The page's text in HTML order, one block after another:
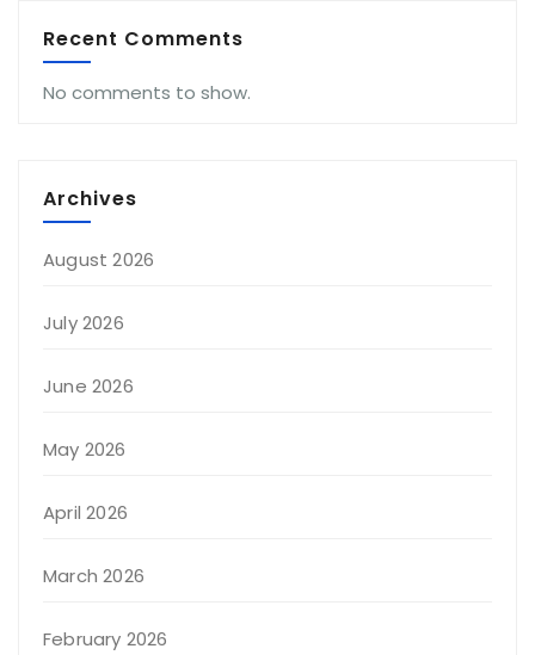
Recent Comments
No comments to show.
Archives
August 2026
July 2026
June 2026
May 2026
April 2026
March 2026
February 2026